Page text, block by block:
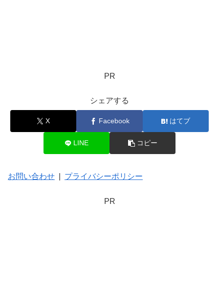
PR
シェアする
X Facebook はてブ
LINE コピー
お問い合わせ プライバシーポリシー
PR